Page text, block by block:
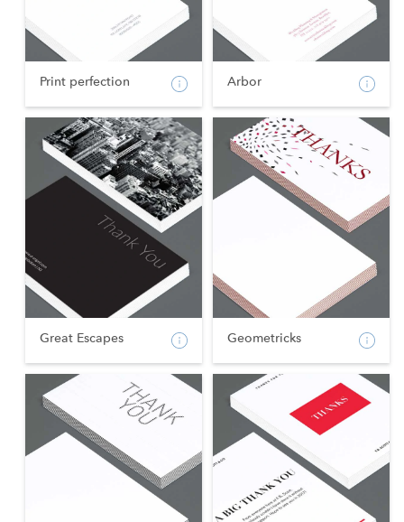
Print perfection Arbor
Great Escapes Geometricks